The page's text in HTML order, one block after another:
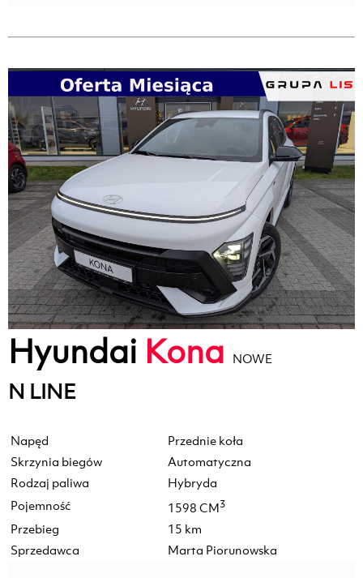
Hyundai Kona NOWE
N LINE
Napęd
Przednie koła
Skrzynia biegów
Automatyczna
Rodzaj paliwa
Hybryda
Pojemność
1598 CM3
Przebieg
15 km
Sprzedawca
Marta Piorunowska